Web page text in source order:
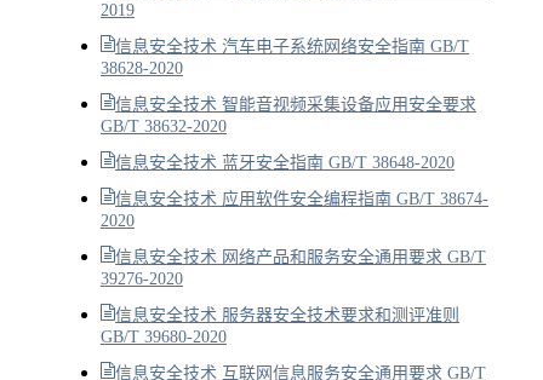
2019
信息安全技术 汽车电子系统网络安全指南 GB/T
38628-2020
信息安全技术 智能音视频采集设备应用安全要求
GB/T 38632-2020
信息安全技术 蓝牙安全指南 GB/T 38648-2020
信息安全技术 应用软件安全编程指南 GB/T 38674-
2020
信息安全技术 网络产品和服务安全通用要求 GB/T
39276-2020
信息安全技术 服务器安全技术要求和测评准则
GB/T 39680-2020
信息安全技术 互联网信息服务安全通用要求 GB/T